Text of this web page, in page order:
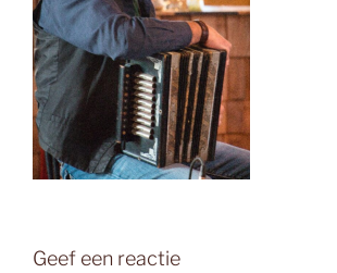
Geef een reactie